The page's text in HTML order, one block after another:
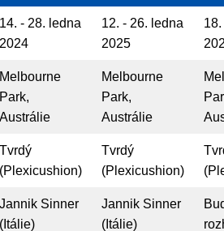
14. - 28. ledna
2024
12. - 26. ledna
2025
Melbourne
Park,
Austrálie
Melbourne
Park,
Austrálie
Tvrdý
(Plexicushion)
Tvrdý
(Plexicushion)
Jannik Sinner
(Itálie)
Jannik Sinner
(Itálie)